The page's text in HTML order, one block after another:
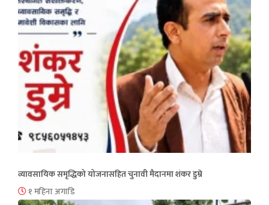
व्यावसायिक समृद्धिको योजनासहित चुनावी मैदानमा शंकर डुम्रे
१ महिना अगाडि